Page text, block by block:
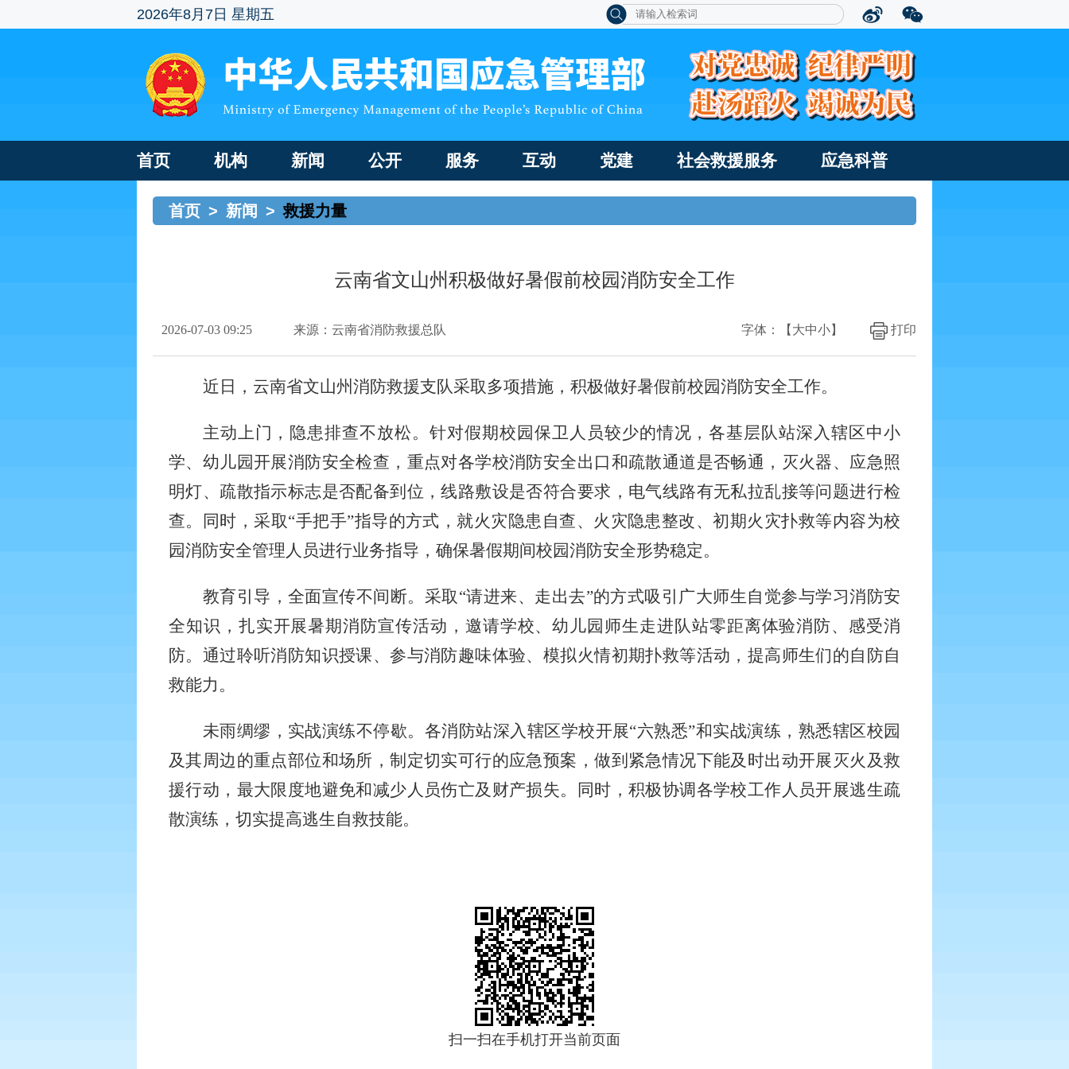
2026年8月7日 星期五
首页 机构 新闻 公开 服务 互动 党建 社会救援服务 应急科普
首页 > 新闻 > 救援力量
云南省文山州积极做好暑假前校园消防安全工作
2026-07-03 09:25 来源：云南省消防救援总队 打印
字体：【 大中小】
近日，云南省文山州消防救援支队采取多项措施，积极做好暑假前校园消防安全工作。
主动上门，隐患排查不放松。针对假期校园保卫人员较少的情况，各基层队站深入辖区中小
学、幼儿园开展消防安全检查，重点对各学校消防安全出口和疏散通道是否畅通，灭火器、应急照
明灯、疏散指示标志是否配备到位，线路敷设是否符合要求，电气线路有无私拉乱接等问题进行检
查。同时，采取“手把手”指导的方式，就火灾隐患自查、火灾隐患整改、初期火灾扑救等内容为校
园消防安全管理人员进行业务指导，确保暑假期间校园消防安全形势稳定。
教育引导，全面宣传不间断。采取 “请进来、走出去”的方式吸引广大师生自觉参与学习消防安
全知识，扎实开展暑期消防宣传活动，邀请学校、幼儿园师生走进队站零距离体验消防、感受消
防。通过聆听消防知识授课、参与消防趣味体验、模拟火情初期扑救等活动，提高师生们的自防自
救能力。
未雨绸缪，实战演练不停歇。各消防站深入辖区学校开展“六熟悉”和实战演练，熟悉辖区校园
及其周边的重点部位和场所，制定切实可行的应急预案，做到紧急情况下能及时出动开展灭火及救
援行动，最大限度地避免和减少人员伤亡及财产损失。同时，积极协调各学校工作人员开展逃生疏
散演练，切实提高逃生自救技能。
扫一扫在手机打开当前页面